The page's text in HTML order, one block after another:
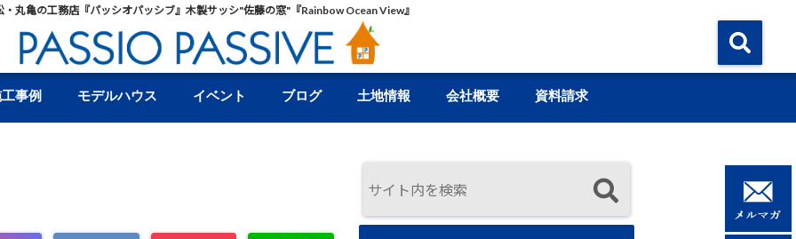
・丸亀の工務店『パッシオパッシブ』木製サッシ"佐藤の窓"『Rainbow Ocean View』
事例 モデルハウス イベント ブログ 土地情報 会社概要 資料請求